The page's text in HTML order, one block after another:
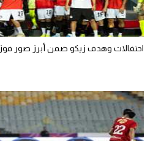
احتفالات وهدف زيكو ضمن أبرز صور